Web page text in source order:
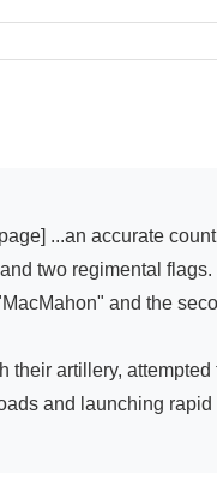
two regimental
and the
their artillery,
and launching